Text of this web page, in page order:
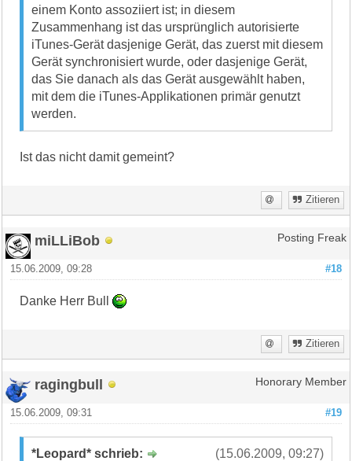
einem Konto assoziiert ist; in diesem
Zusammenhang ist das ursprünglich autorisierte
iTunes-Gerät dasjenige Gerät, das zuerst mit diesem
Gerät synchronisiert wurde, oder dasjenige Gerät,
das Sie danach als das Gerät ausgewählt haben,
mit dem die iTunes-Applikationen primär genutzt
werden.
Ist das nicht damit gemeint?
Zitieren
miLLiBob Posting Freak
#18
15.06.2009, 09:28
Danke Herr Bull
Zitieren
ragingbull Honorary Member
#19
15.06.2009, 09:31
(15.06.2009, 09:27)
*Leopard* schrieb: